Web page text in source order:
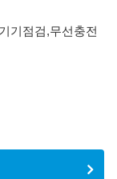
기점검,무선충전